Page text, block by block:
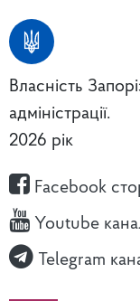
Власність
адміністрації.
2026 рік
Facebook
Youtube
Telegram